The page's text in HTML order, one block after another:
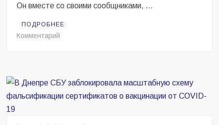
Он вместе со своими сообщниками, …
ПОДРОБНЕЕ
Комментарий
группу
вымогателей